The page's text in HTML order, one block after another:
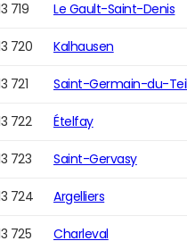
13 719 Le Gault-Saint-Denis
13 720 Kalhausen
13 721 Saint-Germain-du-Teil
13 722 Ételfay
13 723 Saint-Gervasy
13 724 Argelliers
13 725 Charleval